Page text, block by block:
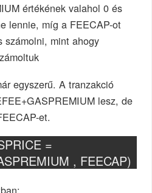
értékének valahol 0 és
lennie, míg a FEECAP-ot
számolni, mint ahogy
egyszerű. A tranzakció
lesz, de
et.
=
, FEECAP)